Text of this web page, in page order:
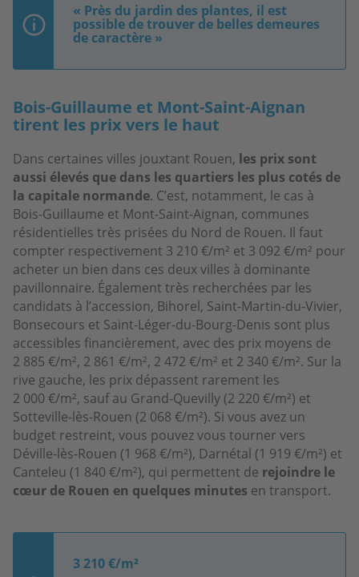
« Près du jardin des plantes, il est
possible de trouver de belles demeures
de caractère »
Bois-Guillaume et Mont-Saint-Aignan
tirent les prix vers le haut
Dans certaines villes jouxtant Rouen, les prix sont
aussi élevés que dans les quartiers les plus cotés de
la capitale normande. C’est, notamment, le cas à
Bois-Guillaume et Mont-Saint-Aignan, communes
résidentielles très prisées du Nord de Rouen. Il faut
compter respectivement 3 210 €/m² et 3 092 €/m² pour
acheter un bien dans ces deux villes à dominante
pavillonnaire. Également très recherchées par les
candidats à l’accession, Bihorel, Saint-Martin-du-Vivier,
Bonsecours et Saint-Léger-du-Bourg-Denis sont plus
accessibles financièrement, avec des prix moyens de
2 885 €/m², 2 861 €/m², 2 472 €/m² et 2 340 €/m². Sur la
rive gauche, les prix dépassent rarement les
2 000 €/m², sauf au Grand-Quevilly (2 220 €/m²) et
Sotteville-lès-Rouen (2 068 €/m²). Si vous avez un
budget restreint, vous pouvez vous tourner vers
Déville-lès-Rouen (1 968 €/m²), Darnétal (1 919 €/m²) et
Canteleu (1 840 €/m²), qui permettent de rejoindre le
cœur de Rouen en quelques minutes en transport.
3 210 €/m²